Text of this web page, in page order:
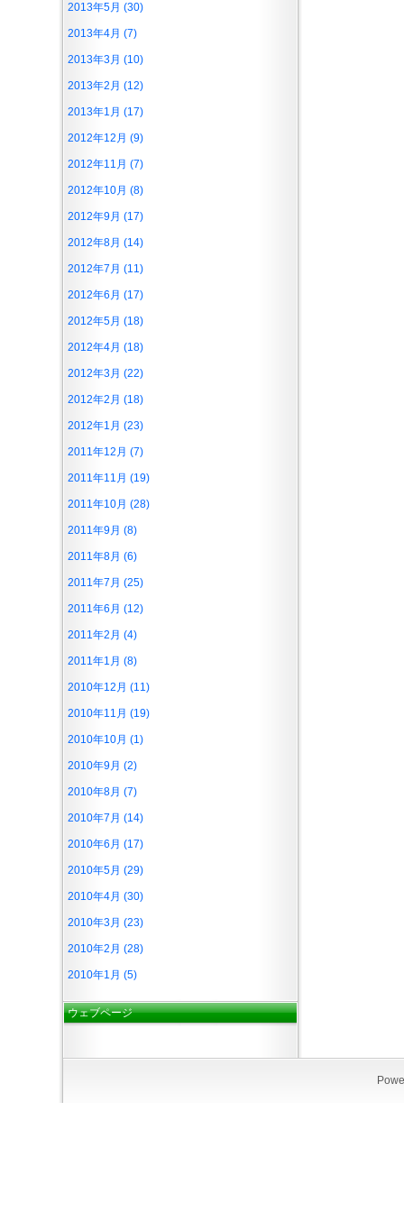
2013年5月 (30)
2013年4月 (7)
2013年3月 (10)
2013年2月 (12)
2013年1月 (17)
2012年12月 (9)
2012年11月 (7)
2012年10月 (8)
2012年9月 (17)
2012年8月 (14)
2012年7月 (11)
2012年6月 (17)
2012年5月 (18)
2012年4月 (18)
2012年3月 (22)
2012年2月 (18)
2012年1月 (23)
2011年12月 (7)
2011年11月 (19)
2011年10月 (28)
2011年9月 (8)
2011年8月 (6)
2011年7月 (25)
2011年6月 (12)
2011年2月 (4)
2011年1月 (8)
2010年12月 (11)
2010年11月 (19)
2010年10月 (1)
2010年9月 (2)
2010年8月 (7)
2010年7月 (14)
2010年6月 (17)
2010年5月 (29)
2010年4月 (30)
2010年3月 (23)
2010年2月 (28)
2010年1月 (5)
ウェブページ